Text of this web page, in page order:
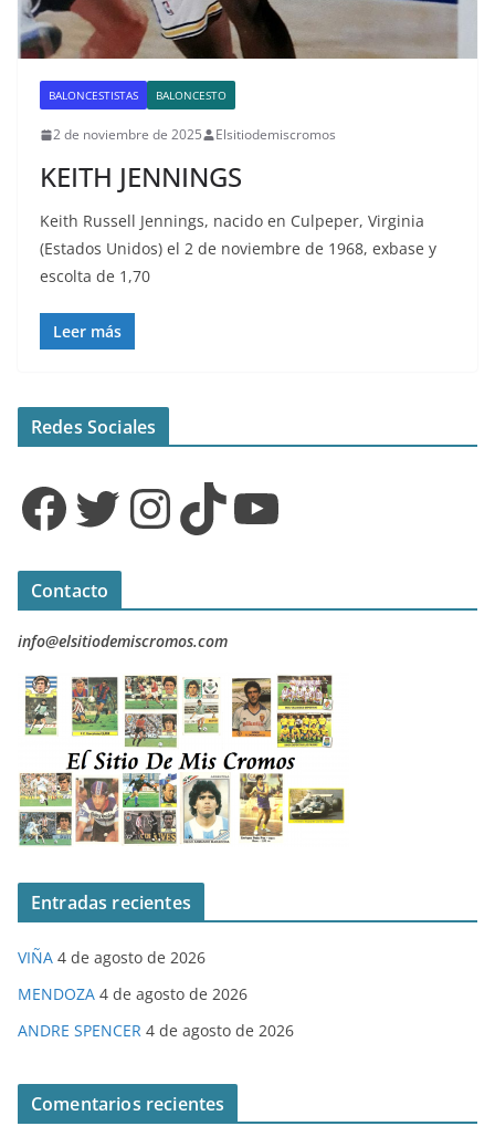
BALONCESTISTAS BALONCESTO
2 de noviembre de 2025 Elsitiodemiscromos
KEITH JENNINGS
Keith Russell Jennings, nacido en Culpeper, Virginia
(Estados Unidos) el 2 de noviembre de 1968, exbase y
escolta de 1,70
Leer más
Redes Sociales
Facebook Twitter InstagramTikTok YouTube
Contacto
info@elsitiodemiscromos.com
Entradas recientes
VIÑA 4 de agosto de 2026
MENDOZA 4 de agosto de 2026
ANDRE SPENCER 4 de agosto de 2026
Comentarios recientes